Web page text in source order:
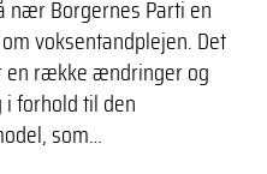
nær Borgernes Parti en
voksentandplejen. Det
en række ændringer og
forhold til den
som…